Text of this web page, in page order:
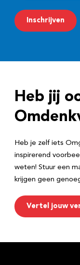
m
a
r
e
Inschrijven
Heb jij
Heb je zelf iets
inspirerend
weten! Stuur een
krijgen geen
Vertel jouw